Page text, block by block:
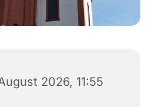
2026, 11:55